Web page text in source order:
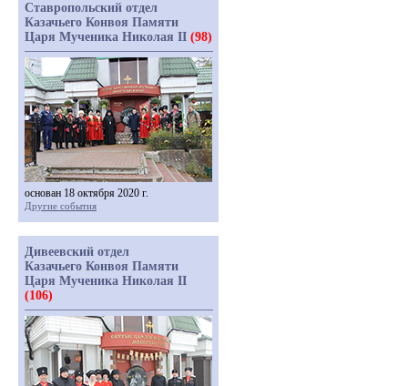
Ставропольский отдел
Казачьего Конвоя Памяти
Царя Мученика Николая II (98)
основан 18 октября 2020 г.
Другие события
Дивеевский отдел
Казачьего Конвоя Памяти
Царя Мученика Николая II
(106)